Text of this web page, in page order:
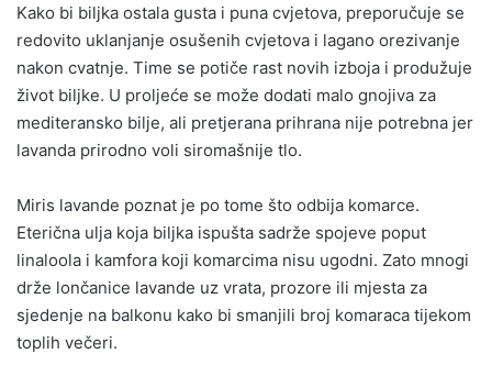
Kako bi biljka ostala gusta i puna cvjetova, preporučuje se
redovito uklanjanje osušenih cvjetova i lagano orezivanje
nakon cvatnje. Time se potiče rast novih izboja i produžuje
život biljke. U proljeće se može dodati malo gnojiva za
mediteransko bilje, ali pretjerana prihrana nije potrebna jer
lavanda prirodno voli siromašnije tlo.
Miris lavande poznat je po tome što odbija komarce.
Eterična ulja koja biljka ispušta sadrže spojeve poput
linaloola i kamfora koji komarcima nisu ugodni. Zato mnogi
drže lončanice lavande uz vrata, prozore ili mjesta za
sjedenje na balkonu kako bi smanjili broj komaraca tijekom
toplih večeri.